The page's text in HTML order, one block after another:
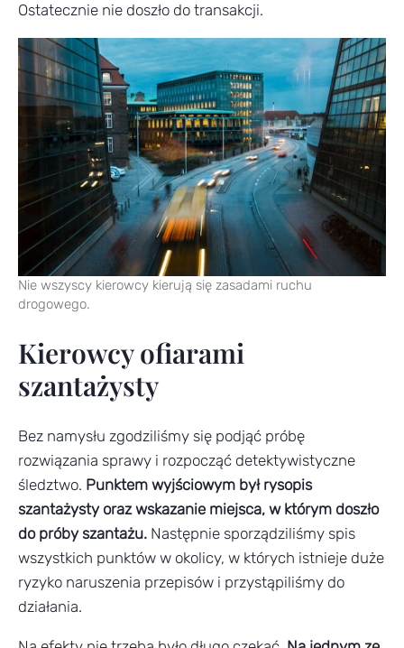
Ostatecznie nie doszło do transakcji.
Nie wszyscy kierowcy kierują się zasadami ruchu
drogowego.
Kierowcy ofiarami
szantażysty
Bez namysłu zgodziliśmy się podjąć próbę
rozwiązania sprawy i rozpocząć detektywistyczne
śledztwo. Punktem wyjściowym był rysopis
szantażysty oraz wskazanie miejsca, w którym doszło
do próby szantażu. Następnie sporządziliśmy spis
wszystkich punktów w okolicy, w których istnieje duże
ryzyko naruszenia przepisów i przystąpiliśmy do
działania.